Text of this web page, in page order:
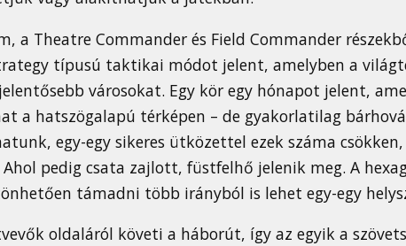
a Theatre Commander és Field Commander
típusú taktikai módot jelent, amelyben a
városokat. Egy kör egy hónapot jelent,
a hatszögalapú térképen – de gyakorlatilag
egy-egy sikeres ütközettel ezek száma
pedig csata zajlott, füstfelhő jelenik meg. A
támadni több irányból is lehet egy-egy
oldaláról követi a háborút, így az egyik a